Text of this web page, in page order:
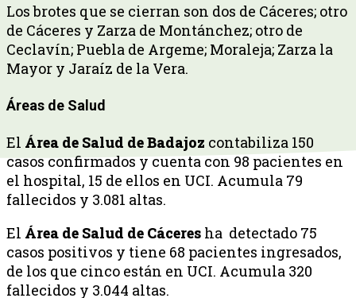
Los brotes que se cierran son dos de Cáceres; otro
de Cáceres y Zarza de Montánchez; otro de
Ceclavín; Puebla de Argeme; Moraleja; Zarza la
Mayor y Jaraíz de la Vera.
Áreas de Salud
El Área de Salud de Badajoz contabiliza 150
casos confirmados y cuenta con 98 pacientes en
el hospital, 15 de ellos en UCI. Acumula 79
fallecidos y 3.081 altas.
El Área de Salud de Cáceres ha detectado 75
casos positivos y tiene 68 pacientes ingresados,
de los que cinco están en UCI. Acumula 320
fallecidos y 3.044 altas.